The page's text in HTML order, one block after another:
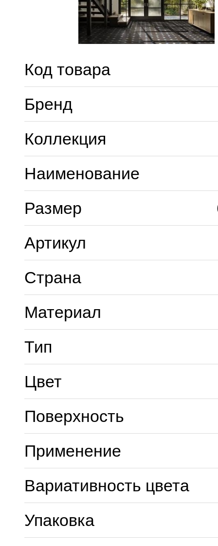
Код товара
Бренд
Коллекция
Наименование
Размер
Артикул
Страна
Материал
Тип
Цвет
Поверхность
Применение
Вариативность цвета
Упаковка